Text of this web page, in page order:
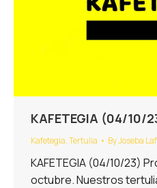
KAFETEGIA (04/10/
Kafetegia,Tertulia ByJoseba
KAFETEGIA (04/10/23)
octubre. Nuestros